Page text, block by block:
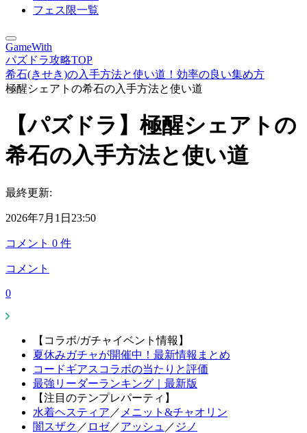
フェス限一覧
GameWith
パズドラ攻略TOP
希石(きせき)の入手方法と使い道！効率の良い集め方
極醒シェアトの希石の入手方法と使い道
【パズドラ】極醒シェアトの
希石の入手方法と使い道
最終更新:
2026年7月1日23:50
コメント 0 件
コメント
0
【コラボ/ガチャイベント情報】
夏休みガチャが開催中！最新情報まとめ
コードギアスコラボの当たりと評価
最強リーダーランキング｜最新版
【注目のテンプレパーティ】
水着ヘスティア ／ メニット&チャオリン
闇スザク ／ ロゼ／アッシュ ／ ジノ